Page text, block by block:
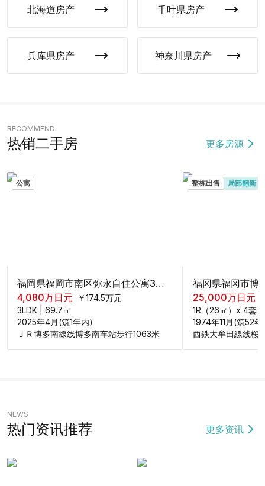
北海道房产 千叶県房产
兵库県房产 神奈川県房产
RECOMMEND
热销二手房 更多房源
公寓
福岡県福岡市南区弥永自住公寓3居室
4,080万日元 ￥174.5万元
3LDK
69.7㎡
2025年4月(筑1年内)
ＪＲ博多南線线博多南车站步行1063米
整栋出售 局部翻新
25,000万日元
1R（26㎡）x 4套
1974年11月(筑52年
西鉄大牟田線线桜
NEWS
热门资讯推荐 更多资讯